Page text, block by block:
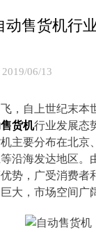
动售货机行
2019/06/13
，自上世纪末本
货机行业发展态
主要分布在北京
沿海发达地区。
势，广受消费者
大，市场空间广